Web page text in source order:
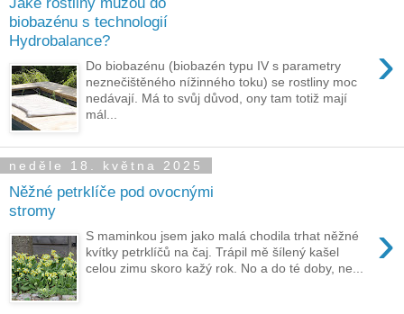
biobazénu s technologií
Hydrobalance?
›
Do biobazénu (biobazén typu IV s parametry
neznečištěného nížinného toku) se rostliny moc
nedávají. Má to svůj důvod, ony tam totiž mají
mál...
neděle 18. května 2025
Něžné petrklíče pod ovocnými
stromy
›
S maminkou jsem jako malá chodila trhat něžné
kvítky petrklíčů na čaj. Trápil mě šílený kašel
celou zimu skoro kažý rok. No a do té doby, ne...